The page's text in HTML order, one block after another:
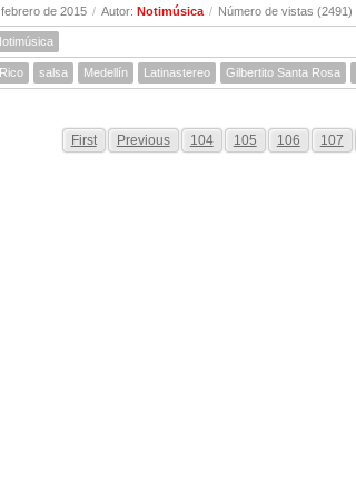
de 2015 / Autor: Notimúsica / Número de vistas (2491)
salsa Medellín Latinastereo Gilbertito Santa Rosa
First Previous 104 105 106 107